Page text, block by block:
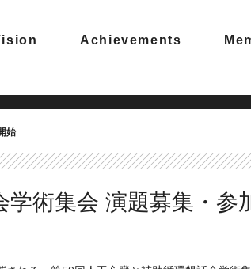
Achievements
始
術集会 演題募集・参